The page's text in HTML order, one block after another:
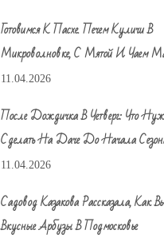
Готовимся К Пасхе. Печем Куличи В
Микроволновке, С Мятой И Чаем
11.04.2026
После Дождичка В Четверг: Что
Сделать На Даче До Начала
11.04.2026
Садовод Казакова Рассказала, Как
Вкусные Арбузы В Подмосковье